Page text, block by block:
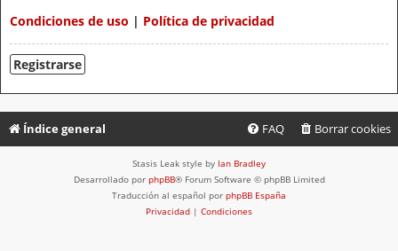
Condiciones de uso | Política de privacidad
Registrarse
Índice general Borrar cookies
FAQ
Stasis Leak style by Ian Bradley
Desarrollado por phpBB® Forum Software © phpBB Limited
Traducción al español por phpBB España
Privacidad | Condiciones